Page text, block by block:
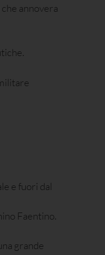
annovera
e fuori dal
Faentino.
grande